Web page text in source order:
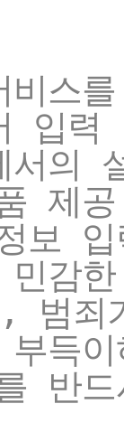
비스
입력
서의
제
보
민감
범죄
부득
반